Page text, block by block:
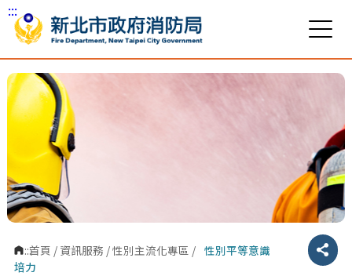
跳到主要內容區塊
:::
:::首頁 / 資訊服務 /性別主流化專區 / 性別平等意識
培力
分享